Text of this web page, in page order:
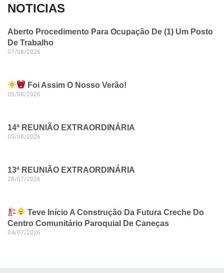
NOTICIAS
Aberto Procedimento Para Ocupação De (1) Um Posto
De Trabalho
07/08/2026
Foi Assim O Nosso Verão!
05/08/2026
14ª REUNIÃO EXTRAORDINÁRIA
05/08/2026
13ª REUNIÃO EXTRAORDINÁRIA
28/07/2026
Teve Início A Construção Da Futura Creche Do
Centro Comunitário Paroquial De Caneças
04/07/2026